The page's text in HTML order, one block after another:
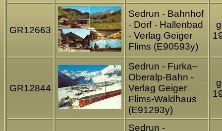
GR12663
Sedrun - Bahnhof
- Dorf - Hallenbad
- Verlag Geiger
Flims (E90593y)
GR12844
Sedrun - Furka–
Oberalp-Bahn -
Verlag Geiger
Flims-Waldhaus
(E91293y)
Sedrun -